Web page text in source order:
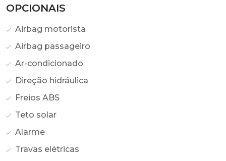
OPCIONAIS
Airbag motorista
Airbag passageiro
Ar-condicionado
Direção hidráulica
Freios ABS
Teto solar
Alarme
Travas elétricas